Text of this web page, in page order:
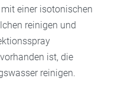
einer isotonischen
reinigen und
ist, die
reinigen.